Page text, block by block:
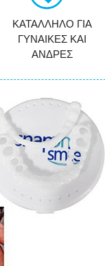
ΚΑΤΑΛΛΗΛΟ ΓΙΑ
ΓΥΝΑΙΚΕΣ ΚΑΙ
ΑΝΔΡΕΣ